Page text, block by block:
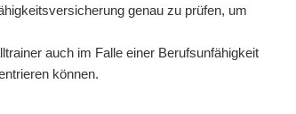
genau zu prüfen, um
auch im Falle einer Berufsunfähigkeit
können.